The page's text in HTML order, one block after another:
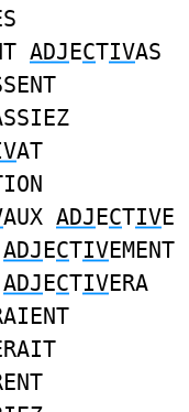
ADJECTIVAS
AT
AUX ADJECTIVE
ADJECTIVEMENT
ADJECTIVERA